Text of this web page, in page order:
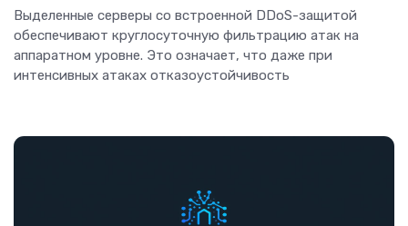
Выделенные серверы со встроенной DDoS-защитой
обеспечивают круглосуточную фильтрацию атак на
аппаратном уровне. Это означает, что даже при
интенсивных атаках отказоустойчивость